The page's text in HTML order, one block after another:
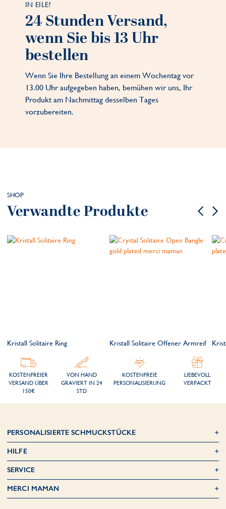
IN EILE?
24 Stunden Versand,
wenn Sie bis 13 Uhr
bestellen
Wenn Sie Ihre Bestellung an einem Wochentag vor
13.00 Uhr aufgegeben haben, bemühen wir uns, Ihr
Produkt am Nachmittag desselben Tages
vorzubereiten.
SHOP
Verwandte Produkte
Kristall Solitaire Ring Kristall Solitaire Offener Armreif
KOSTENFREIER
VERSAND ÜBER
150€
VON HAND
GRAVIERT IN 24
STD
KOSTENFREIE
PERSONALISIERUNG
LIEBEVOLL
VERPACKT
PERSONALISIERTE SCHMUCKSTÜCKE
HILFE
SERVICE
MERCI MAMAN